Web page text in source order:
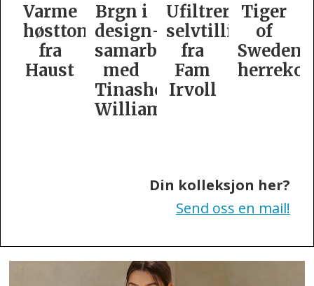
Brgn i
design­
samarbeid
med
Williamson
Ufiltrert
selvtillit
fra
Fam
Irvoll
Tiger
of
Swedens
herrekolleksjon
Slik
er
dame­
Din kolleksjon her?
Send oss en mail!